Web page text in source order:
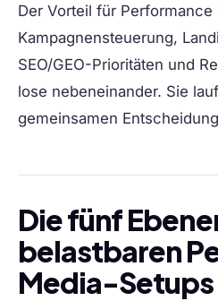
Der Vorteil für Performance
Kampagnensteuerung,
SEO/GEO-Prioritäten und
lose nebeneinander. Sie
gemeinsamen
Die fünf
belastbaren
Media-Setups